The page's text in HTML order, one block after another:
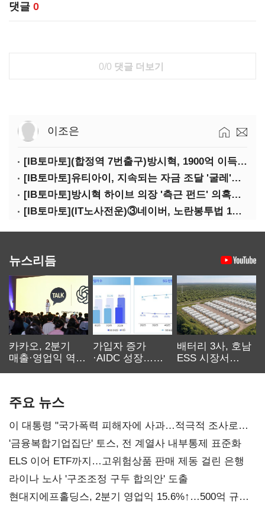
댓글 0
0/0 댓글 더보기
이조은
[IB토마토](합정역 7번출구)방시혁, 1900억 이득 논란…하이브 상장 진실은?
[IB토마토]유티아이, 지속되는 자금 조달 '굴레'…부채 리스크 고조
[IB토마토]방시혁 하이브 의장 '측근 펀드' 의혹…실상은 해외 투자 무산
[IB토마토](IT노사전운)③네이버, 노란봉투법 1호 되나…관건은 '진짜 주인'
뉴스리듬
카카오, 2분기
매출·영업익 역대
가입자 증가
·AIDC 성장…
배터리 3사, 호남
ESS 시장서
주요 뉴스
이 대통령 "국가폭력 피해자에 사과…적극적 조사로
진실 밝혀야"
'금융복합기업집단' 토스, 전 계열사 내부통제 표준화
ELS 이어 ETF까지…고위험상품 판매 제동 걸린 은행
라이나 노사 '구조조정 구두 합의안' 도출
현대지에프홀딩스, 2분기 영업익 15.6%↑…500억 규모